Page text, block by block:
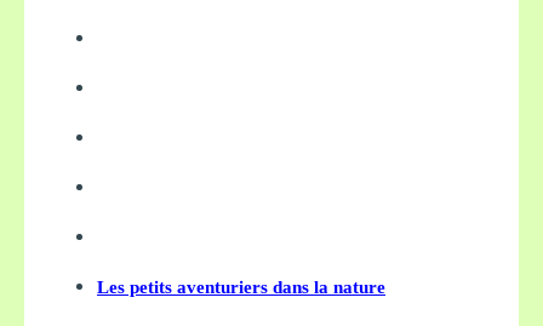
Les petits aventuriers dans la nature